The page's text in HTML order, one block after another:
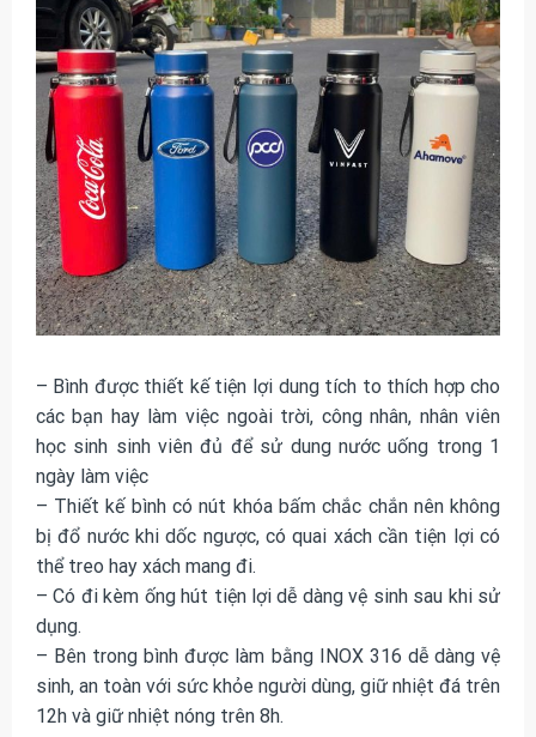
– Bình được thiết kế tiện lợi dung tích to thích hợp cho
các bạn hay làm việc ngoài trời, công nhân, nhân viên
học sinh sinh viên đủ để sử dung nước uống trong 1
ngày làm việc
– Thiết kế bình có nút khóa bấm chắc chắn nên không
bị đổ nước khi dốc ngược, có quai xách cần tiện lợi có
thể treo hay xách mang đi.
– Có đi kèm ống hút tiện lợi dễ dàng vệ sinh sau khi sử
dụng.
– Bên trong bình được làm bằng INOX 316 dễ dàng vệ
sinh, an toàn với sức khỏe người dùng, giữ nhiệt đá trên
12h và giữ nhiệt nóng trên 8h.